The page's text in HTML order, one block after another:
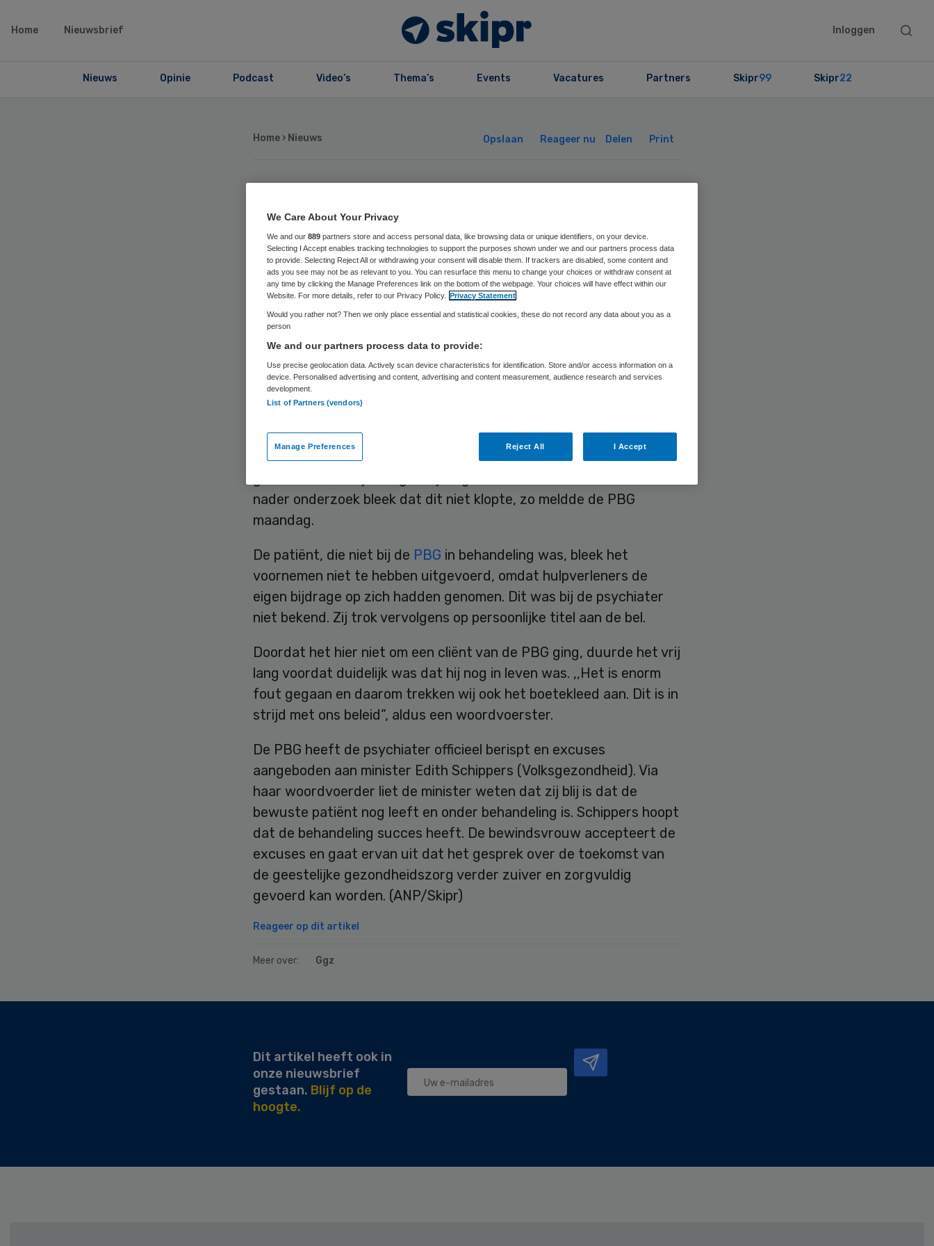
Home Nieuwsbrief Inloggen
Search
Nieuws Opinie Podcast Video’s Thema’s Events Vacatures Partners Skipr99 Skipr22
Home › Nieuws Opslaan Reageer nu Delen Print
Psychiater meldde
zelfdoding ten
onrechte
Skipr Redactie 19 maart 2012
deze maand ten onrechte gemeld dat een cliënt zelfmoord zou
hebben gepleegd. Volgens de psychiater had de patiënt dat
nader onderzoek bleek dat dit niet klopte, zo meldde de PBG
maandag.
De patiënt, die niet bij de PBG in behandeling was, bleek het
voornemen niet te hebben uitgevoerd, omdat hulpverleners de
eigen bijdrage op zich hadden genomen. Dit was bij de psychiater
niet bekend. Zij trok vervolgens op persoonlijke titel aan de bel.
Doordat het hier niet om een cliënt van de PBG ging, duurde het vrij
lang voordat duidelijk was dat hij nog in leven was. ,,Het is enorm
fout gegaan en daarom trekken wij ook het boetekleed aan. Dit is in
strijd met ons beleid”, aldus een woordvoerster.
De PBG heeft de psychiater officieel berispt en excuses
aangeboden aan minister Edith Schippers (Volksgezondheid). Via
haar woordvoerder liet de minister weten dat zij blij is dat de
bewuste patiënt nog leeft en onder behandeling is. Schippers hoopt
dat de behandeling succes heeft. De bewindsvrouw accepteert de
excuses en gaat ervan uit dat het gesprek over de toekomst van
de geestelijke gezondheidszorg verder zuiver en zorgvuldig
gevoerd kan worden. (ANP/Skipr)
Reageer op dit artikel
Meer over: Ggz
Dit artikel heeft ook in
onze nieuwsbrief
gestaan. Blijf op de
hoogte.
We Care About Your Privacy
We and our 889 partners store and access personal data, like browsing data or unique identifiers, on your device.
Selecting I Accept enables tracking technologies to support the purposes shown under we and our partners process data
to provide. Selecting Reject All or withdrawing your consent will disable them. If trackers are disabled, some content and
ads you see may not be as relevant to you. You can resurface this menu to change your choices or withdraw consent at
any time by clicking the Manage Preferences link on the bottom of the webpage. Your choices will have effect within our
Website. For more details, refer to our Privacy Policy.
Privacy Statement
Would you rather not? Then we only place essential and statistical cookies, these do not record any data about you as a
person
We and our partners process data to provide:
Use precise geolocation data. Actively scan device characteristics for identification. Store and/or access information on a
device. Personalised advertising and content, advertising and content measurement, audience research and services
development.
List of Partners (vendors)
Manage Preferences Reject All I Accept